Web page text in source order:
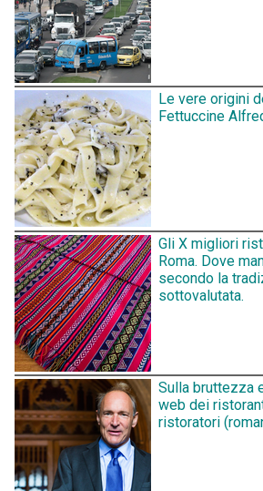
Le vere origini
Fettuccine
Gli X migliori
Roma. Dove
secondo la
sottovalutata.
Sulla bruttezza
web dei
ristoratori